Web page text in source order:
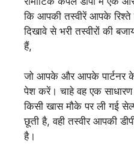
कि आपकी तस्वीरें आपके रिश्ते
दिखावे से भरी तस्वीरों की
हैं,
जो आपके और आपके पार्टनर
पेश करें। चाहे वह एक
किसी खास मौके पर ली गई
छूती है, वही तस्वीर आपकी
है।